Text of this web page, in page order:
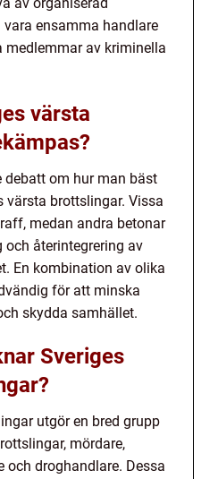
ensamma handlare
medlemmar av kriminella
värsta
debatt om hur man bäst
värsta brottslingar. Vissa
medan andra betonar
återintegrering av
En kombination av olika
för att minska
skydda samhället.
Sveriges
utgör en bred grupp
mördare,
och droghandlare. Dessa